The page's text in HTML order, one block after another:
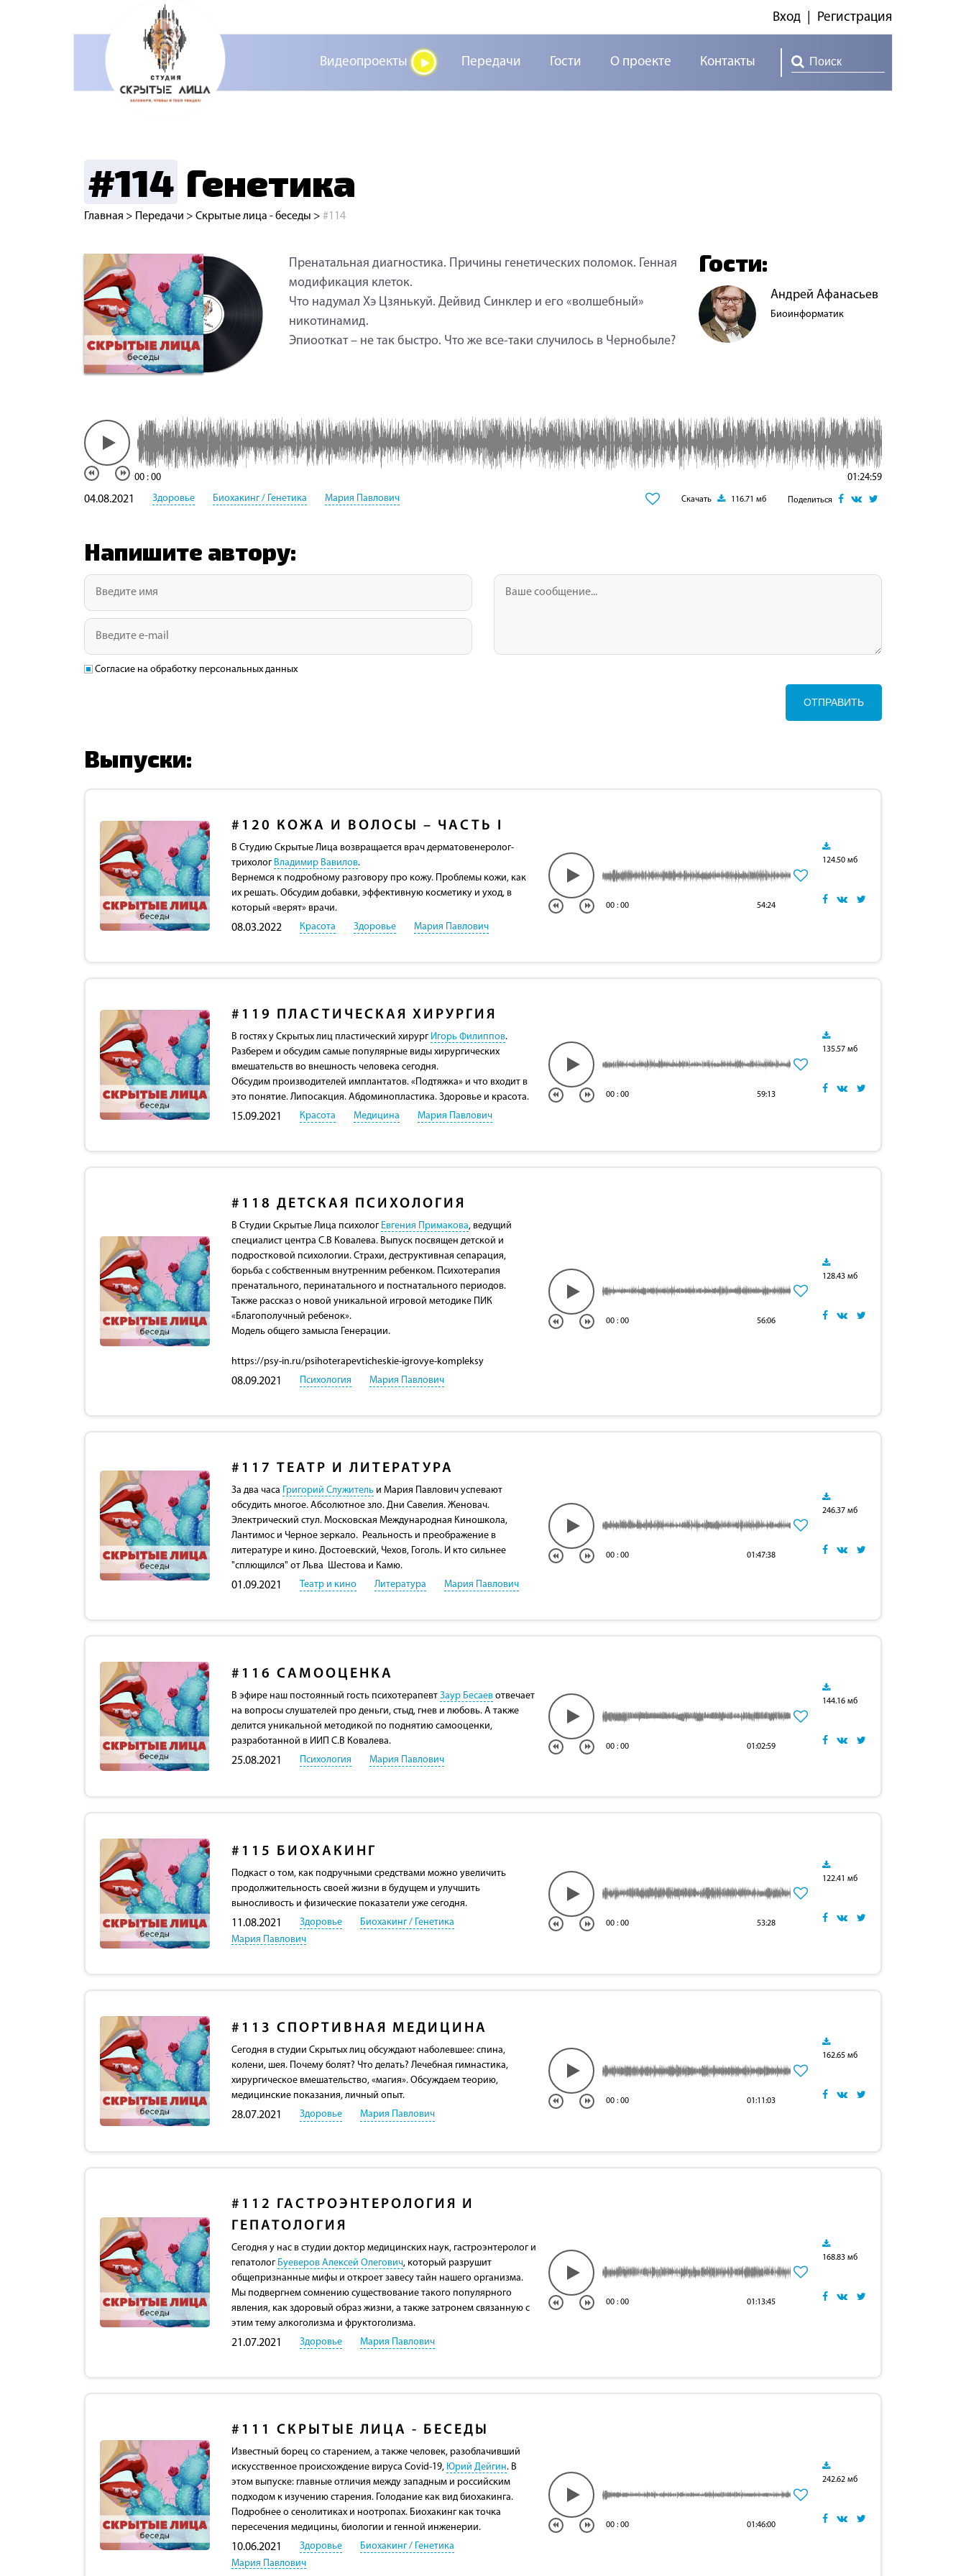
Видеопроекты Передачи Гости О проекте Контакты
Вход Регистрация
#114 Генетика
Главная > Передачи > Скрытые лица - беседы > #114
Пренатальная диагностика. Причины генетических поломок. Генная
модификация клеток.
Что надумал Хэ Цзянькуй. Дейвид Синклер и его «волшебный»
никотинамид.
Эпиооткат – не так быстро. Что же все-таки случилось в Чернобыле?
Гости:
Андрей Афанасьев
Биоинформатик
00 : 00 01:24:59
Скачать 116.71 мб Поделиться
04.08.2021 Здоровье Биохакинг / Генетика Мария Павлович
Напишите автору:
Согласие на обработку персональных данных
ОТПРАВИТЬ
Выпуски:
#120 КОЖА И ВОЛОСЫ – ЧАСТЬ I
В Студию Скрытые Лица возвращается врач дерматовенеролог-
трихолог Владимир Вавилов.
Вернемся к подробному разговору про кожу. Проблемы кожи, как
их решать. Обсудим добавки, эффективную косметику и уход, в
который «верят» врачи.
08.03.2022 Красота Здоровье Мария Павлович
00 : 00 54:24
124.50 мб
#119 ПЛАСТИЧЕСКАЯ ХИРУРГИЯ
В гостях у Скрытых лиц пластический хирург Игорь Филиппов.
Разберем и обсудим самые популярные виды хирургических
вмешательств во внешность человека сегодня.
Обсудим производителей имплантатов. «Подтяжка» и что входит в
это понятие. Липосакция. Абдоминопластика. Здоровье и красота.
15.09.2021 Красота Медицина Мария Павлович
00 : 00 59:13
135.57 мб
#118 ДЕТСКАЯ ПСИХОЛОГИЯ
В Студии Скрытые Лица психолог Евгения Примакова, ведущий
специалист центра С.В Ковалева. Выпуск посвящен детской и
подростковой психологии. Страхи, деструктивная сепарация,
борьба с собственным внутренним ребенком. Психотерапия
пренатального, перинатального и постнатального периодов.
Также рассказ о новой уникальной игровой методике ПИК
«Благополучный ребенок».
Модель общего замысла Генерации.
https://psy-in.ru/psihoterapevticheskie-igrovye-kompleksy
08.09.2021 Психология Мария Павлович
00 : 00 56:06
128.43 мб
#117 ТЕАТР И ЛИТЕРАТУРА
За два часа Григорий Служительи Мария Павлович успевают
обсудить многое. Абсолютное зло. Дни Савелия. Женовач.
Электрический стул. Московская Международная Киношкола,
Лантимос и Черное зеркало. Реальность и преображение в
литературе и кино. Достоевский, Чехов, Гоголь. И кто сильнее
"сплющился" от Льва Шестова и Камю.
01.09.2021 Театр и кино Литература Мария Павлович
00 : 00 01:47:38
246.37 мб
#116 САМООЦЕНКА
В эфире наш постоянный гость психотерапевт Заур Бесаевотвечает
на вопросы слушателей про деньги, стыд, гнев и любовь. А также
делится уникальной методикой по поднятию самооценки,
разработанной в ИИП С.В Ковалева.
25.08.2021 Психология Мария Павлович
00 : 00 01:02:59
144.16 мб
#115 БИОХАКИНГ
Подкаст о том, как подручными средствами можно увеличить
продолжительность своей жизни в будущем и улучшить
выносливость и физические показатели уже сегодня.
11.08.2021 Здоровье
Биохакинг / Генетика
Мария Павлович
00 : 00 53:28
122.41 мб
#113 СПОРТИВНАЯ МЕДИЦИНА
Сегодня в студии Скрытых лиц обсуждают наболевшее: cпина,
колени, шея. Почему болят? Что делать? Лечебная гимнастика,
хирургическое вмешательство, «магия». Обсуждаем теорию,
медицинские показания, личный опыт.
28.07.2021 Здоровье Мария Павлович
00 : 00 01:11:03
162.65 мб
#112
ГАСТРОЭНТЕРОЛОГИЯ И
ГЕПАТОЛОГИЯ
Сегодня у нас в студии доктор медицинских наук, гастроэнтеролог и
гепатолог Буеверов Алексей Олегович, который разрушит
общепризнанные мифы и откроет завесу тайн нашего организма.
Мы подвергнем сомнению существование такого популярного
явления, как здоровый образ жизни, а также затронем связанную с
этим тему алкоголизма и фруктоголизма.
21.07.2021 Здоровье Мария Павлович
00 : 00 01:13:45
168.83 мб
#111 СКРЫТЫЕ ЛИЦА - БЕСЕДЫ
Известный борец со старением, а также человек, разоблачивший
искусственное происхождение вируса Covid-19, Юрий Дейгин. В
этом выпуске: главные отличия между западным и российским
подходом к изучению старения. Голодание как вид биохакинга.
Подробнее о сенолитиках и ноотропах. Биохакинг как точка
пересечения медицины, биологии и генной инженерии.
10.06.2021 Здоровье
Биохакинг / Генетика
Мария Павлович
00 : 00 01:46:00
242.62 мб